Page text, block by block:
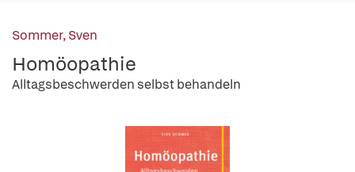
Sommer, Sven
Homöopathie
Alltagsbeschwerden selbst behandeln